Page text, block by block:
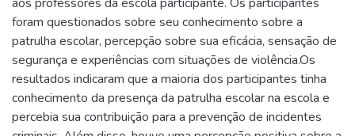
foram questionados sobre seu conhecimento sobre a
patrulha escolar, percepção sobre sua eficácia, sensação de
segurança e experiências com situações de violência.Os
resultados indicaram que a maioria dos participantes tinha
conhecimento da presença da patrulha escolar na escola e
percebia sua contribuição para a prevenção de incidentes